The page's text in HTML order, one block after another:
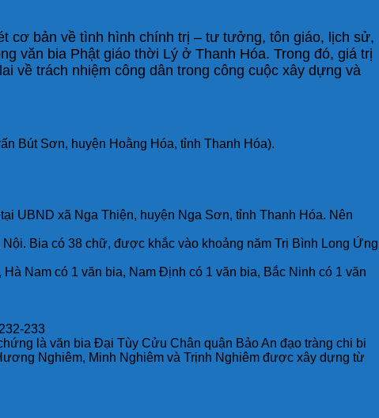
cơ bản về tình hình chính trị – tư tưởng, tôn giáo, lịch sử,
văn bia Phật giáo thời Lý ở Thanh Hóa. Trong đó, giá trị
về trách nhiệm công dân trong công cuộc xây dựng và
Bút Sơn, huyện Hoằng Hóa, tỉnh Thanh Hóa).
UBND xã Nga Thiện, huyện Nga Sơn, tỉnh Thanh Hóa. Nên
Bia có 38 chữ, được khắc vào khoảng năm Trị Bình Long Ứng
Nam có 1 văn bia, Nam Định có 1 văn bia, Bắc Ninh có 1 văn
233
là văn bia Đại Tùy Cửu Chân quận Bảo An đạo tràng chi bi
Nghiêm, Minh Nghiêm và Trịnh Nghiêm được xây dựng từ